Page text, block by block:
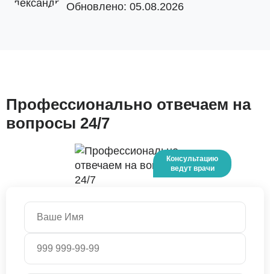
Обновлено: 05.08.2026
Профессионально отвечаем на
вопросы 24/7